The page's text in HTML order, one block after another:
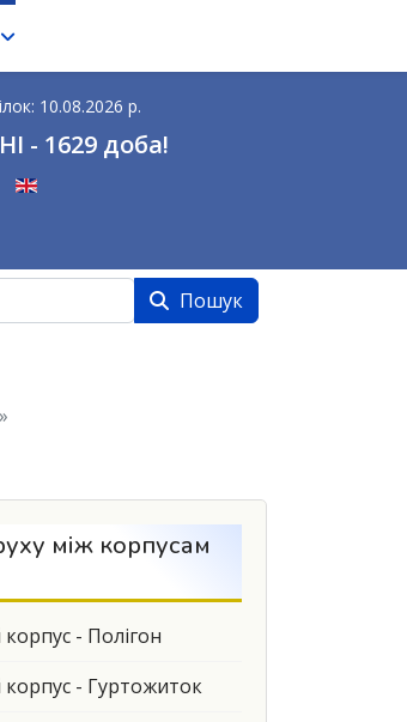
10.08.2026 р.
- 1629 доба!
Пошук
між корпусам
- Полігон
- Гуртожиток